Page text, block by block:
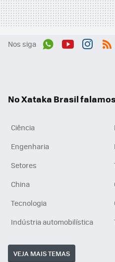
Nos siga
No Xataka Brasil
Ciência
Engenharia
Setores
China
Tecnologia
Indústria automobilística
VEJA MAIS TEMAS